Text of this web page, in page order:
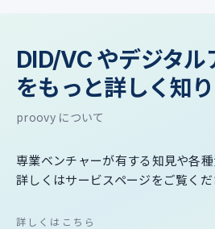
DID/VC やデジタル
をもっと詳しく知
proovy について
専業ベンチャーが有する知見や各種
詳しくはサービスページをご覧くだ
詳しくはこちら